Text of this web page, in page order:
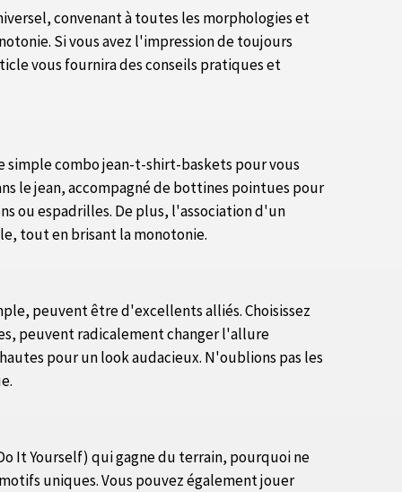
convenant à toutes les morphologies et
Si vous avez l'impression de toujours
vous fournira des conseils pratiques et
simple combo jean-t-shirt-baskets pour vous
le jean, accompagné de bottines pointues pour
ou espadrilles. De plus, l'association d'un
tout en brisant la monotonie.
peuvent être d'excellents alliés. Choisissez
peuvent radicalement changer l'allure
pour un look audacieux. N'oublions pas les
It Yourself) qui gagne du terrain, pourquoi ne
uniques. Vous pouvez également jouer